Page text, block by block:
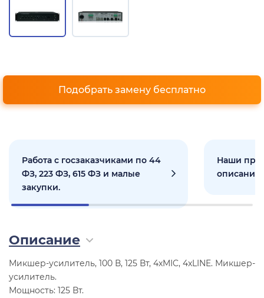
Подобрать замену бесплатно
Работа с госзаказчиками по 44
ФЗ, 223 ФЗ, 615 ФЗ и малые
закупки.
Наши
Описание
Микшер-усилитель, 100 В, 125 Вт, 4хMIC, 4xLINE. Микшер-
усилитель.
Мощность: 125 Вт.